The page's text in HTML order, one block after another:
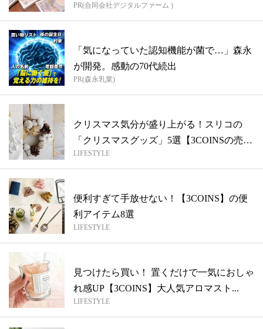
PR(合同会社デジタルファーム )
「気になっていた認知機能が菌で…」森永
が開発。感動の70代続出
PR(森永乳業)
クリスマス気分が盛り上がる！スリコの
「クリスマスグッズ」5選【3COINSの売
れ...
LIFESTYLE
便利すぎて手放せない！【3COINS】の便
利アイテム8選
LIFESTYLE
見つけたら買い！ 置くだけで一気におしゃ
れ感UP【3COINS】大人気アロマスト...
LIFESTYLE